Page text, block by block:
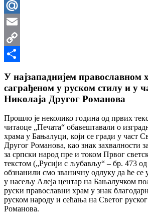
Reddit
Mail.Ru
Email
Copy
У најзападнијем православном
саграђеном у руском стилу и у
Николаја Другог Романова
Прошло је неколико година од првих
читаоце „Печата“ обавештавали о
храма у Бањалуци, који се гради у част
Другог Романова, као знак захвалности
за српски народ пре и током Првог
текстом („Русији с љубављу“ – бр. 473
обзнанили смо званичну одлуку да ће се
у насељу Алеја центар на Бањалучком
руски православни храм у знак
руском народу и сећања на Светог
Романова.